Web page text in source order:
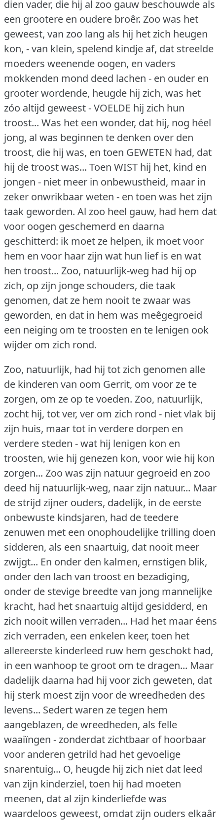
dien vader, die hij al zoo gauw beschouwde als
een grootere en oudere broêr. Zoo was het
geweest, van zoo lang als hij het zich heugen
kon, - van klein, spelend kindje af, dat streelde
moeders weenende oogen, en vaders
mokkenden mond deed lachen - en ouder en
grooter wordende, heugde hij zich, was het
zóo altijd geweest - VOELDE hij zich hun
troost... Was het een wonder, dat hij, nog héel
jong, al was beginnen te denken over den
troost, die hij was, en toen GEWETEN had, dat
hij de troost was... Toen WIST hij het, kind en
jongen - niet meer in onbewustheid, maar in
zeker onwrikbaar weten - en toen was het zijn
taak geworden. Al zoo heel gauw, had hem dat
voor oogen geschemerd en daarna
geschitterd: ik moet ze helpen, ik moet voor
hem en voor haar zijn wat hun lief is en wat
hen troost... Zoo, natuurlijk-weg had hij op
zich, op zijn jonge schouders, die taak
genomen, dat ze hem nooit te zwaar was
geworden, en dat in hem was meêgegroeid
een neiging om te troosten en te lenigen ook
wijder om zich rond.
Zoo, natuurlijk, had hij tot zich genomen alle
de kinderen van oom Gerrit, om voor ze te
zorgen, om ze op te voeden. Zoo, natuurlijk,
zocht hij, tot ver, ver om zich rond - niet vlak bij
zijn huis, maar tot in verdere dorpen en
verdere steden - wat hij lenigen kon en
troosten, wie hij genezen kon, voor wie hij kon
zorgen... Zoo was zijn natuur gegroeid en zoo
deed hij natuurlijk-weg, naar zijn natuur... Maar
de strijd zijner ouders, dadelijk, in de eerste
onbewuste kindsjaren, had de teedere
zenuwen met een onophoudelijke trilling doen
sidderen, als een snaartuig, dat nooit meer
zwijgt... En onder den kalmen, ernstigen blik,
onder den lach van troost en bezadiging,
onder de stevige breedte van jong mannelijke
kracht, had het snaartuig altijd gesidderd, en
zich nooit willen verraden... Had het maar éens
zich verraden, een enkelen keer, toen het
allereerste kinderleed ruw hem geschokt had,
in een wanhoop te groot om te dragen... Maar
dadelijk daarna had hij voor zich geweten, dat
hij sterk moest zijn voor de wreedheden des
levens... Sedert waren ze tegen hem
aangeblazen, de wreedheden, als felle
waaiïngen - zonderdat zichtbaar of hoorbaar
voor anderen getrild had het gevoelige
snarentuig... O, heugde hij zich niet dat leed
van zijn kinderziel, toen hij had moeten
meenen, dat al zijn kinderliefde was
waardeloos geweest, omdat zijn ouders elkaâr